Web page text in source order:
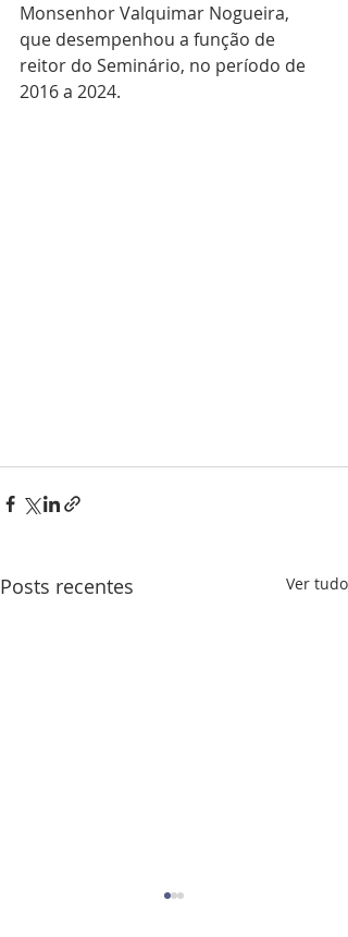
Monsenhor Valquimar Nogueira,
que desempenhou a função de
reitor do Seminário, no período de
2016 a 2024.
Posts recentes Ver tudo